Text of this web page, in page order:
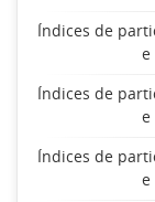
Índices de
e
Índices de
e
Índices de
e